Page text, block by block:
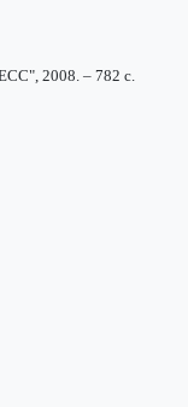
2008. – 782 с.